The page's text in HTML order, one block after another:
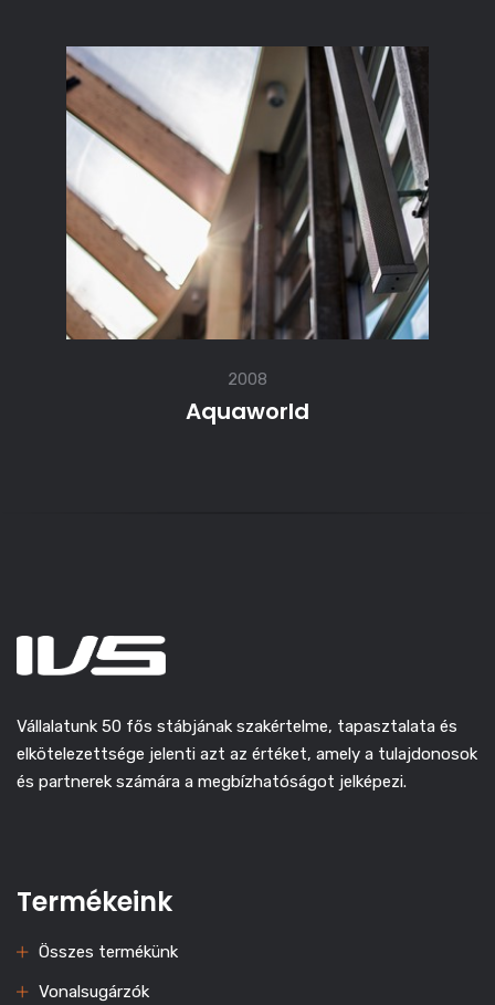
2008
Aquaworld
Vállalatunk 50 fős stábjának szakértelme, tapasztalata és
elkötelezettsége jelenti azt az értéket, amely a tulajdonosok
és partnerek számára a megbízhatóságot jelképezi.
Termékeink
Összes termékünk
Vonalsugárzók